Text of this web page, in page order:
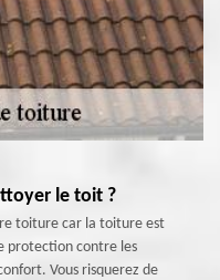
le toit ?
toiture car la toiture est
protection contre les
Vous risquerez de